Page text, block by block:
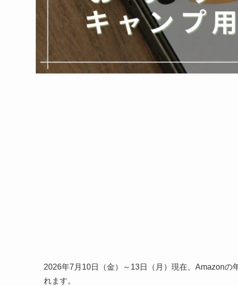
2026年7月10日（金）～13日（月）現在、Amazonの
れます。